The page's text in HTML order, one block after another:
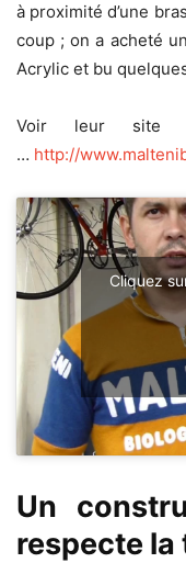
à proximité d’une
coup ; on a acheté
Acrylic et bu
Voir leur site
… http://
Cliquez
Un
respecte